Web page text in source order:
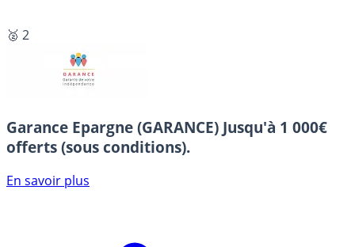
🥈 2
Garance Epargne (GARANCE) Jusqu'à 1 000€
offerts (sous conditions).
En savoir plus